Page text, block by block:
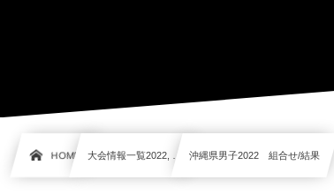
HOME 大会情報一覧2022, … 沖縄県男子2022 組合せ/結果